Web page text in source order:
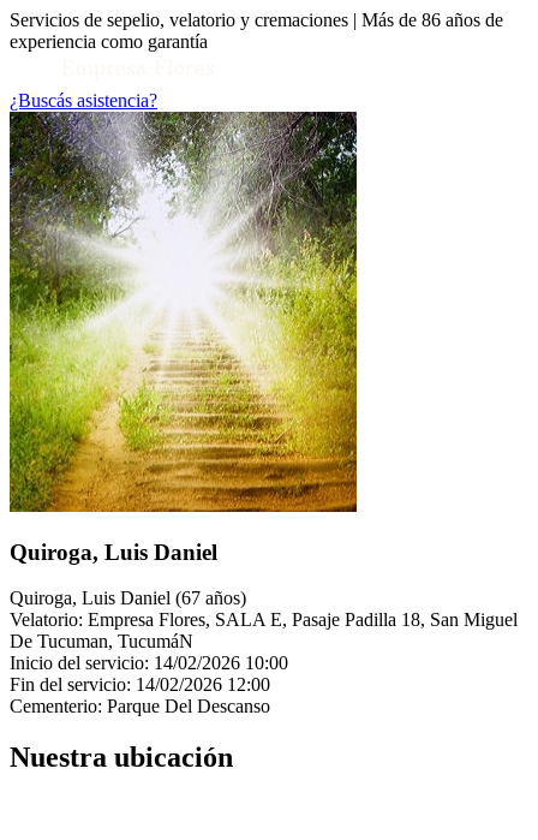
Servicios de sepelio, velatorio y cremaciones | Más de 86 años de
experiencia como garantía
Toggle Conocenos submenu
¿Buscás asistencia?
Quiroga, Luis Daniel
Quiroga, Luis Daniel (67 años)
Velatorio: Empresa Flores, SALA E, Pasaje Padilla 18, San Miguel
De Tucuman, TucumáN
Inicio del servicio: 14/02/2026 10:00
Fin del servicio: 14/02/2026 12:00
Cementerio: Parque Del Descanso
Nuestra ubicación